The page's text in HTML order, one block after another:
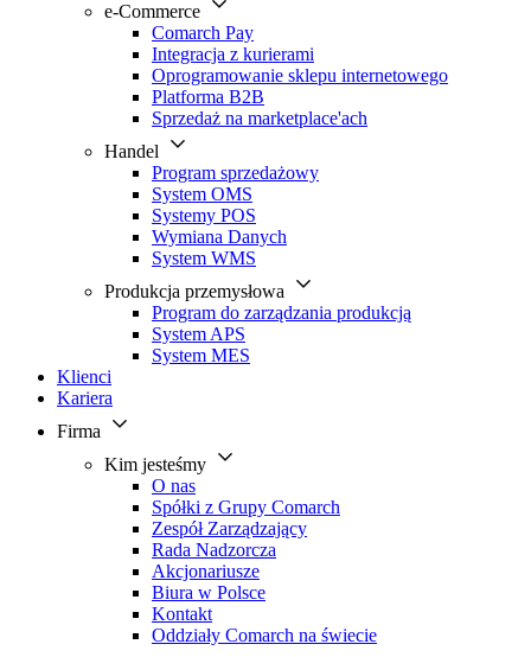
e-Commerce
Comarch Pay
Integracja z kurierami
Oprogramowanie sklepu internetowego
Platforma B2B
Sprzedaż na marketplace'ach
Handel
Program sprzedażowy
System OMS
Systemy POS
Wymiana Danych
System WMS
Produkcja przemysłowa
Program do zarządzania produkcją
System APS
System MES
Klienci
Kariera
Firma
Kim jesteśmy
O nas
Spółki z Grupy Comarch
Zespół Zarządzający
Rada Nadzorcza
Akcjonariusze
Biura w Polsce
Kontakt
Oddziały Comarch na świecie